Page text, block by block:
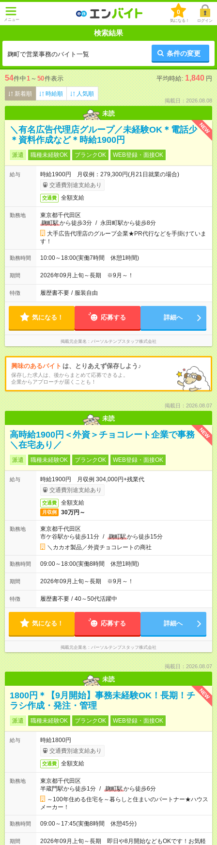
メニュー
0
気になる！ ログイン
検索結果
麹町で営業事務のバイト一覧 条件の変更
54件中1 ～ 50件表示 平均時給: 1,840 円
新着順 時給順 人気順
掲載日：2026.08.08
未読
NEW
＼有名広告代理店グループ／未経験OK＊電話少
＊資料作成など＊時給1900円
派遣 職種未経験OK ブランクOK WEB登録・面接OK
給与
時給1900円 月収例：279,300円(月21日就業の場合)
交通費別途支給あり
交通費 全額支給
勤務地
東京都千代田区
麹町駅から徒歩3分 / 永田町駅から徒歩8分
大手広告代理店のグループ企業★PR代行などを手掛けていま
す！
勤務時間 10:00～18:00(実働7時間 休憩1時間)
期間 2026年09月上旬～長期 ※9月～！
特徴 履歴書不要 / 服装自由
気になる！ 応募する 詳細へ
掲載元企業名 パーソルテンプスタッフ株式会社
興味のあるバイト は、とりあえず保存しよう♪
保存した求人は、後からまとめて応募できるよ。
企業からアプローチが届くことも！
掲載日：2026.08.07
未読
NEW
高時給1900円＜外資＞チョコレート企業で事務
＼在宅あり／
派遣 職種未経験OK ブランクOK WEB登録・面接OK
給与
時給1900円 月収例 304,000円+残業代
交通費別途支給あり
交通費 全額支給
月収例 30万円～
勤務地
東京都千代田区
市ケ谷駅から徒歩11分 / 麹町駅から徒歩15分
＼カカオ製品／外資チョコレートの商社
勤務時間 09:00～18:00(実働8時間 休憩1時間)
期間 2026年09月上旬～長期 ※9月～！
特徴 履歴書不要 / 40～50代活躍中
気になる！ 応募する 詳細へ
掲載元企業名 パーソルテンプスタッフ株式会社
掲載日：2026.08.07
未読
NEW
1800円＊【9月開始】事務未経験OK！長期！チ
ラシ作成・発注・管理
派遣 職種未経験OK ブランクOK WEB登録・面接OK
給与
時給1800円
交通費別途支給あり
交通費 全額支給
勤務地
東京都千代田区
半蔵門駅から徒歩1分 / 麹町駅から徒歩6分
～100年住める住宅を～暮らしと住まいのパートナー★ハウス
メーカー！
勤務時間 09:00～17:45(実働8時間 休憩45分)
期間
2026年09月上旬～長期 即日や8月開始などもOKです！お気軽